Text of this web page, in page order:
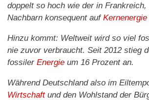
doppelt so hoch wie der in
Nachbarn konsequent auf Kernenergie
Hinzu kommt: Weltweit wird so viel
nie zuvor verbraucht. Seit 2012 stieg
fossiler Energie um 16 Prozent an.
Während Deutschland also im
Wirtschaftund den Wohlstand der